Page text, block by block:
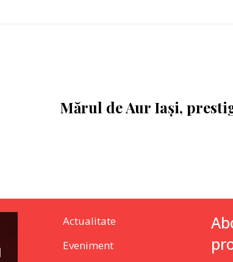
Mărul de Aur Iași,
Actualitate
Eveniment